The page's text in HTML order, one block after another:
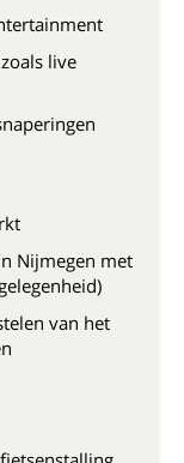
live
Nijmegen met
van het